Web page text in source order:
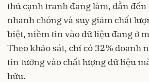
thủ cạnh tranh đang làm, dẫn đến
nhanh chóng và suy giảm chất
biệt, niềm tin vào dữ liệu đang ở
Theo khảo sát, chỉ có 32% doanh
tin tưởng vào chất lượng dữ liệu
hữu.